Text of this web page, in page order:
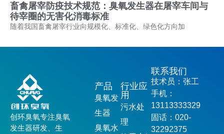
畜禽屠宰防疫技术规范：臭氧发生器在屠宰车间与
待宰圈的无害化消毒标准
随着我国畜禽屠宰行业向规模化、标准化、绿色化方向加
创环臭氧专注臭氧
发生器研发、生
产品
臭氧发
生器
臭氧水
行业应
用
污水处
理
联系我们
技术员：张工
手机：
13113333329
固话：020-
32292375